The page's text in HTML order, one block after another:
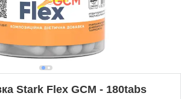
Stark Flex GCM - 180tabs